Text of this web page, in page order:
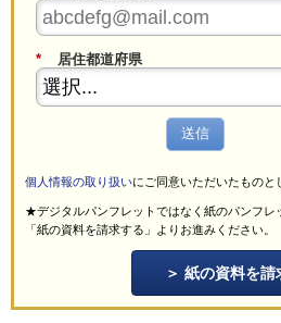
* 居住都道府県
送信
個人情報の取り扱いにご同意いただいたものと
★デジタルパンフレットではなく紙のパンフレ
「紙の資料を請求する」よりお進みください。
紙の資料を請